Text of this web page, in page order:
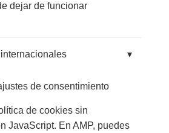
dejar de funcionar
▾
de consentimiento
de cookies sin
JavaScript. En AMP, puedes